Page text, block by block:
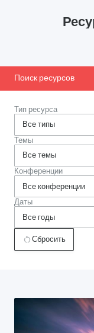
Поиск ресурсов
Тип ресурса
Темы
Конференции
Даты
Сбросить